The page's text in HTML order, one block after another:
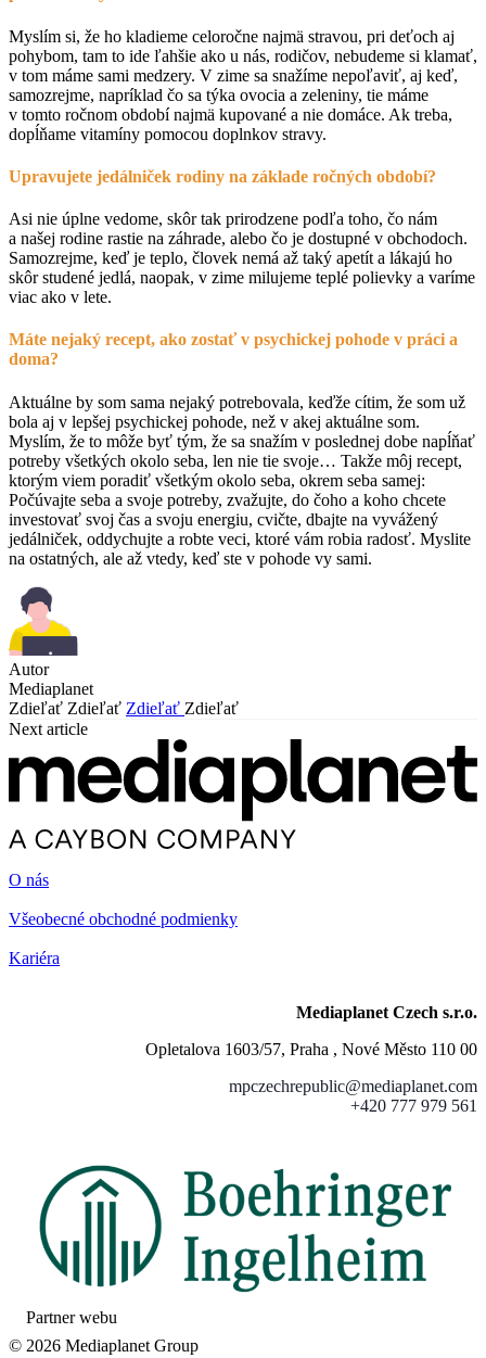
Myslím si, že ho kladieme celoročne najmä stravou, pri deťoch aj
pohybom, tam to ide ľahšie ako u nás, rodičov, nebudeme si klamať,
v tom máme sami medzery. V zime sa snažíme nepoľaviť, aj keď,
samozrejme, napríklad čo sa týka ovocia a zeleniny, tie máme
v tomto ročnom období najmä kupované a nie domáce. Ak treba,
dopĺňame vitamíny pomocou doplnkov stravy.
Upravujete jedálniček rodiny na základe ročných období?
Asi nie úplne vedome, skôr tak prirodzene podľa toho, čo nám
a našej rodine rastie na záhrade, alebo čo je dostupné v obchodoch.
Samozrejme, keď je teplo, človek nemá až taký apetít a lákajú ho
skôr studené jedlá, naopak, v zime milujeme teplé polievky a varíme
viac ako v lete.
Máte nejaký recept, ako zostať v psychickej pohode v práci a
doma?
Aktuálne by som sama nejaký potrebovala, keďže cítim, že som už
bola aj v lepšej psychickej pohode, než v akej aktuálne som.
Myslím, že to môže byť tým, že sa snažím v poslednej dobe napĺňať
potreby všetkých okolo seba, len nie tie svoje… Takže môj recept,
ktorým viem poradiť všetkým okolo seba, okrem seba samej:
Počúvajte seba a svoje potreby, zvažujte, do čoho a koho chcete
investovať svoj čas a svoju energiu, cvičte, dbajte na vyvážený
jedálniček, oddychujte a robte veci, ktoré vám robia radosť. Myslite
na ostatných, ale až vtedy, keď ste v pohode vy sami.
Autor
Mediaplanet
Zdieľať Zdieľať Zdieľať Zdieľať
Next article
O nás
Všeobecné obchodné podmienky
Kariéra
Mediaplanet Czech s.r.o.
Opletalova 1603/57, Praha , Nové Město 110 00
mpczechrepublic@mediaplanet.com
+420 777 979 561
Partner webu
© 2026 Mediaplanet Group